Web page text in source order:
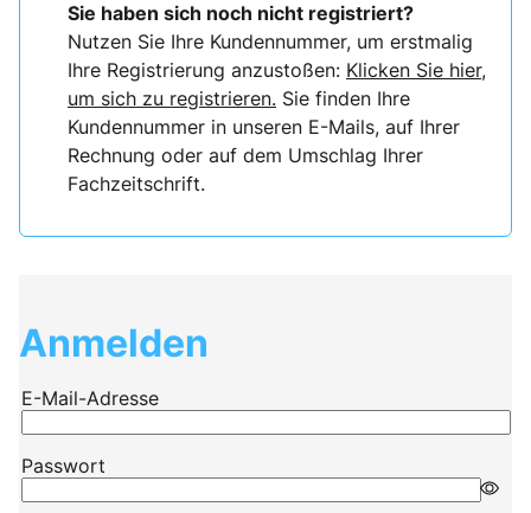
Sie haben sich noch nicht registriert?
Nutzen Sie Ihre Kundennummer, um erstmalig
Ihre Registrierung anzustoßen: Klicken Sie hier,
um sich zu registrieren. Sie finden Ihre
Kundennummer in unseren E-Mails, auf Ihrer
Rechnung oder auf dem Umschlag Ihrer
Fachzeitschrift.
Anmelden